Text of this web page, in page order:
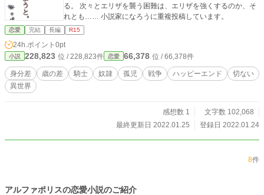
る。 次々とエリザを襲う困難は、エリザを強くするのか、そ
れとも…… 小説家になろうに重複投稿しています。
恋愛 完結 長編 R15
24h.ポイント 0pt
小説 228,823 位 / 228,823件 恋愛 66,378 位 / 66,378件
身分差 歳の差 騎士 奴隷 孤児 戦争 ハッピーエンド
切ない
異世界
感想数 1
文字数 102,068
最終更新日 2022.01.25
登録日 2022.01.24
8件
アルファポリスの恋愛小説のご紹介